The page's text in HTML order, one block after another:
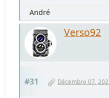
André
Verso92
#31 Décembre 07,